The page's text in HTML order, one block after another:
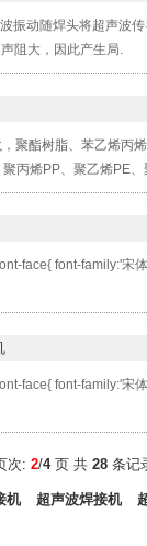
振动随焊头将超声
阻大，因此产生局.
聚酯树脂、苯乙烯
丙烯PP、聚乙烯PE
face{ font-family:'宋
face{ font-family:'宋
次: 2/4页 共 28 条记
机 超声波焊接机